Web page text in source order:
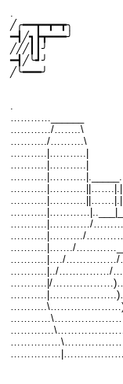
.
╱╭━━┳━┳━┳╮
━┫╱┓┣┳━━━╯
╱╱╱┃┃╯
━┫╱╰┛╯
╱╰━━━╯
.
…………______
…………/……..\
………../……….\
………..|………..|
………..|………..|
………..|…………/
………..|………./
………..|……./
………..|…./
………..|../……………/
………..|/